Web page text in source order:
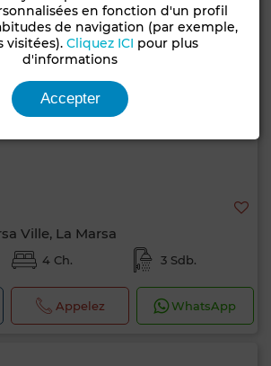
Ville, La Marsa
4 Ch. 3 Sdb.
Appelez WhatsApp
en fonction d'un profil
de navigation (par exemple,
visitées). Cliquez ICI pour plus
d'informations
Accepter